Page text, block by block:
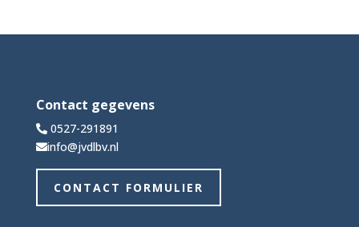
Contact gegevens
0527-291891
info@jvdlbv.nl
CONTACT FORMULIER